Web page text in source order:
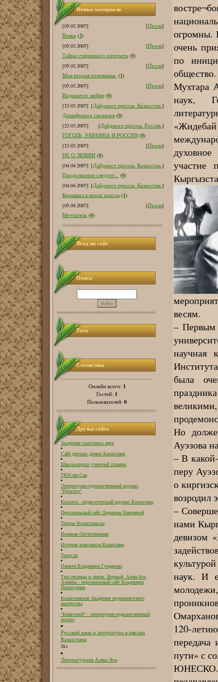
Новые материалв
[05.03.2007] [Проза]
Вовка (2)
[05.03.2007]
[Проза]
Тайна старинного портрета (0)
[05.03.2007]
[Проза]
Моя вторая половинка. (1)
[05.03.2007]
[Проза]
Индикатор любви (0)
[23.03.2007] [Дайджест прессы. Казахстан.]
Дешифратор сигналов (0)
[23.03.2007]
[Дайджест прессы. Россия.]
ГОГОЛЬ, УКРАИНА И РОССИЯ (0)
[23.03.2007]
[Проза]
НЕ О ЛЮБВИ (0)
[04.04.2007] [Дайджест прессы. Казахстан.]
Продолжение следует... (0)
[04.04.2007] [Дайджест прессы. Казахстан.]
Карнавал в вихре красок (1)
[05.04.2007]
[Проза]
Мечтатель (0)
Вход на сайт
Поиск
Теги
Статистика
Онлайн всего: 1
Гостей: 1
Пользователей: 0
Друзья сайта
Академия сказочных наук
Сайт детских домов Казахстана
Школа-портал учителей Алматы
ТЮЗ им.Сац
Литературно-художественный журнал
"Простор"
Коллеги - педагогический журнал Казахстана
Персональный сайт Людмилы Енисеевой
Театры Казахстана.kz
Великая Отечественная
История комсомола Казахстана
Театр.kz
Памяти Владимира Гундарева
Три столицы в лицах: Верный, Алма-Ата,
Алматы - персональный сайт Владимира
Проскурина
Казахстанская Академия журналистского
мастерства
"Книголюб" - литературно-художественный
портал
Русский язык и литература в школах
Казахстана
/li>
Литературная Алма-Ата
огромны.
очень
по
Мухтара
наук,
участие
весям.
– Первым
научная
была
Но
Ауэзова
– В
перу
о
возродил
–
нами
девизом
наук. И
120-
пути» с
ЮНЕСКО.